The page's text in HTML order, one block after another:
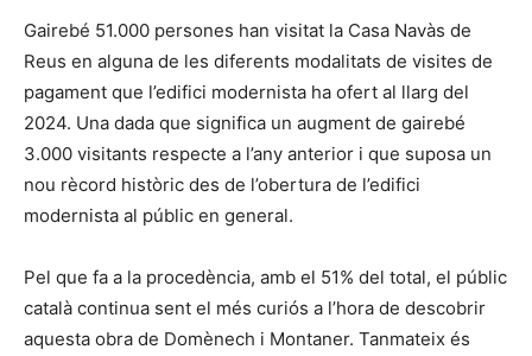
Gairebé 51.000 persones han visitat la Casa Navàs de
Reus en alguna de les diferents modalitats de visites de
pagament que l’edifici modernista ha ofert al llarg del
2024. Una dada que significa un augment de gairebé
3.000 visitants respecte a l’any anterior i que suposa un
nou rècord històric des de l’obertura de l’edifici
modernista al públic en general.
Pel que fa a la procedència, amb el 51% del total, el públic
català continua sent el més curiós a l’hora de descobrir
aquesta obra de Domènech i Montaner. Tanmateix és